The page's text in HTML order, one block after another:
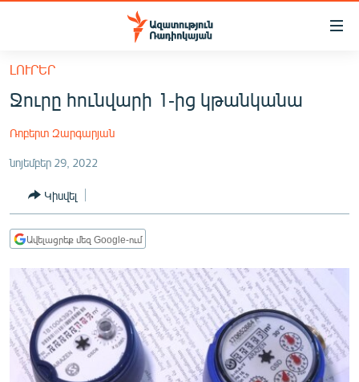
Մատչելիության
հիմնական
բովանդակությանը
հիմնական
մենյուին
ՀԱՅԱՍՏԱՆ
ՔԱՂԱՔԱԿԱՆ
ԸՆՏՐՈՒԹՅՈՒՆՆԵՐ 2026
ԻՐԱՎՈՒՆՔ
ՀԱՍԱՐԱԿՈՒԹՅՈՒՆ
ՂԱՐԱԲԱՂ
ՊԱՏԵՐԱԶՄԻ 6 ՇԱԲԱԹՆԵՐԸ
ՏԱՐԱԾԱՇՐՋԱՆ
ՄԻՋԱԶԳԱՅԻՆ
ԼՈՒՐԵՐ
Ջուրը հունվարի 1-ից կթանկանա
Ռոբերտ Զարգարյան
նոյեմբեր 29, 2022
Կիսվել
Ավելացրեք մեզ Google-ում